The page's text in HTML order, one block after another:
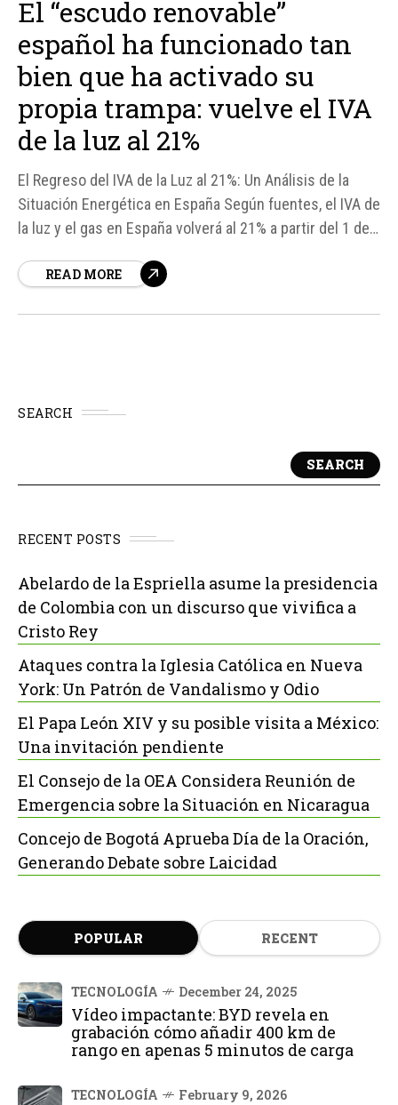
El “escudo renovable”
español ha funcionado tan
bien que ha activado su
propia trampa: vuelve el IVA
de la luz al 21%
El Regreso del IVA de la Luz al 21%: Un Análisis de la
Situación Energética en España Según fuentes, el IVA de
la luz y el gas en España volverá al 21% a partir del 1 de
considerando que el país ha estado experimentando un
READ MORE
SEARCH
SEARCH
RECENT POSTS
Abelardo de la Espriella asume la presidencia
de Colombia con un discurso que vivifica a
Cristo Rey
Ataques contra la Iglesia Católica en Nueva
York: Un Patrón de Vandalismo y Odio
El Papa León XIV y su posible visita a México:
Una invitación pendiente
El Consejo de la OEA Considera Reunión de
Emergencia sobre la Situación en Nicaragua
Concejo de Bogotá Aprueba Día de la Oración,
Generando Debate sobre Laicidad
POPULAR RECENT
TECNOLOGÍA December 24, 2025
Vídeo impactante: BYD revela en
grabación cómo añadir 400 km de
rango en apenas 5 minutos de carga
TECNOLOGÍA February 9, 2026